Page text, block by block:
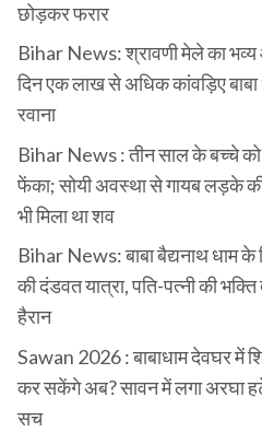
छोड़कर फरार
Bihar News: श्रावणी मेले का
दिन एक लाख से अधिक कांवड़िए बाबा
रवाना
Bihar News : तीन साल के बच्चे को
फेंका; सोयी अवस्था से गायब लड़के
भी मिला था शव
Bihar News: बाबा बैद्यनाथ धाम
की दंडवत यात्रा, पति-पत्नी की
हैरान
Sawan 2026 : बाबाधाम देवघर में
कर सकेंगे अब? सावन में लगा अरघा
सच